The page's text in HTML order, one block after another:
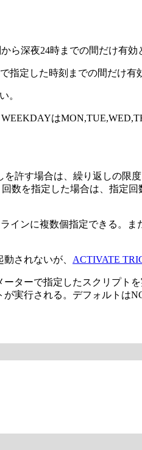
ら深夜24時までの間だけ有効
指定した時刻までの間だけ有
。
は
許す場合は、繰り返しの限
数を指定した場合は、指定
インに複数個指定できる。ま
されないが、 ACTIVATE
ターで指定したスクリプト
実行される。デフォルトは